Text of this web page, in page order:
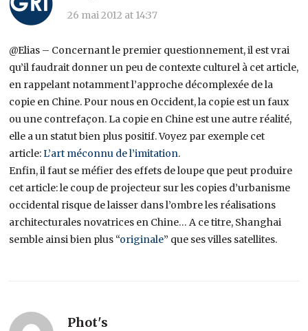
26 mai 2012 at 14:37
@Elias – Concernant le premier questionnement, il est vrai
qu’il faudrait donner un peu de contexte culturel à cet article,
en rappelant notamment l’approche décomplexée de la
copie en Chine. Pour nous en Occident, la copie est un faux
ou une contrefaçon. La copie en Chine est une autre réalité,
elle a un statut bien plus positif. Voyez par exemple cet
article:L’art méconnu de l’imitation.
Enfin, il faut se méfier des effets de loupe que peut produire
cet article: le coup de projecteur sur les copies d’urbanisme
occidental risque de laisser dans l’ombre les réalisations
architecturales novatrices en Chine… A ce titre, Shanghai
semble ainsi bien plus “originale” que ses villes satellites.
Phot's